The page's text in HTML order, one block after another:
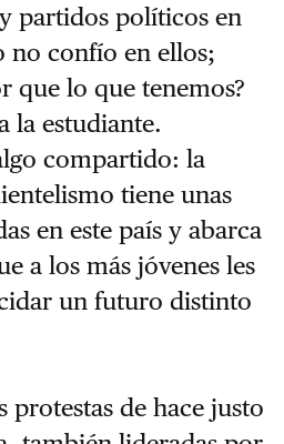
partidos políticos en
no confío en ellos;
que lo que tenemos?
la estudiante.
compartido: la
tiene unas
en este país y abarca
a los más jóvenes les
un futuro distinto
protestas de hace justo